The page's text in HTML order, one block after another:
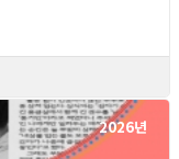
2026년